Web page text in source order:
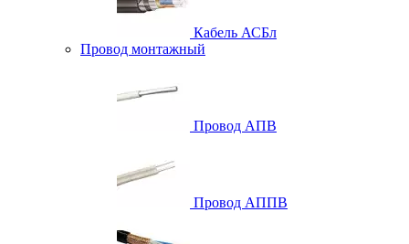
Кабель АСБл
Провод монтажный
Провод АПВ
Провод АППВ